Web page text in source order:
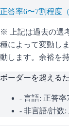
正答率6〜7割程度（
※ 上記は過去の選
種によって変動しま
動します。余裕を
ボーダーを超える
- 言語: 正答率
- 非言語/計数: